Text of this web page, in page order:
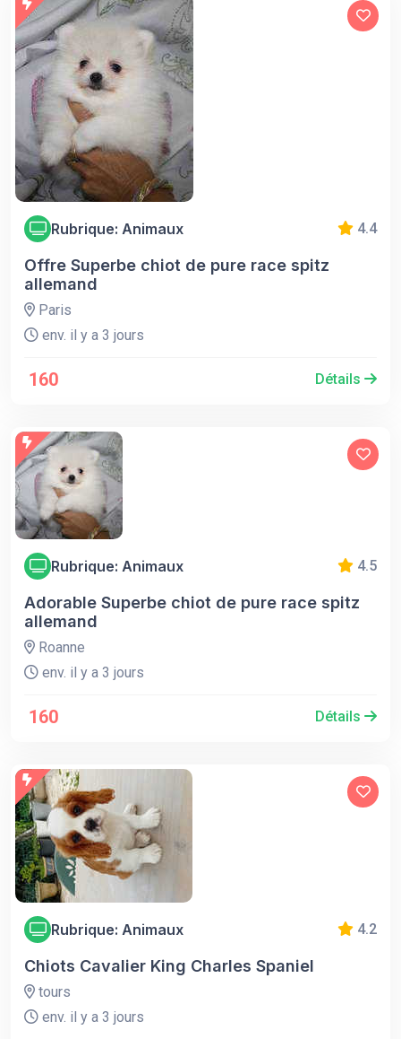
Rubrique: Animaux 4.4
Offre Superbe chiot de pure race spitz
allemand
Paris
env. il y a 3 jours
160 Détails
Rubrique: Animaux 4.5
Adorable Superbe chiot de pure race spitz
allemand
Roanne
env. il y a 3 jours
160 Détails
Rubrique: Animaux 4.2
Chiots Cavalier King Charles Spaniel
tours
env. il y a 3 jours